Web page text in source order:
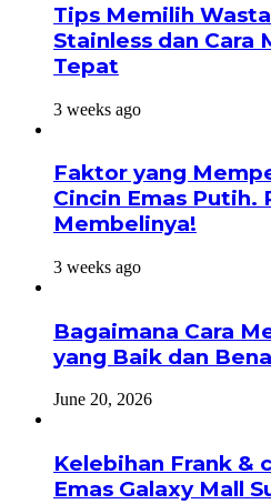
Tips Memilih
Stainless dan Cara
Tepat
3 weeks ago
Faktor yang
Cincin Emas Putih.
Membelinya!
3 weeks ago
Bagaimana Cara
yang Baik dan
June 20, 2026
Kelebihan Frank &
Emas Galaxy Mall